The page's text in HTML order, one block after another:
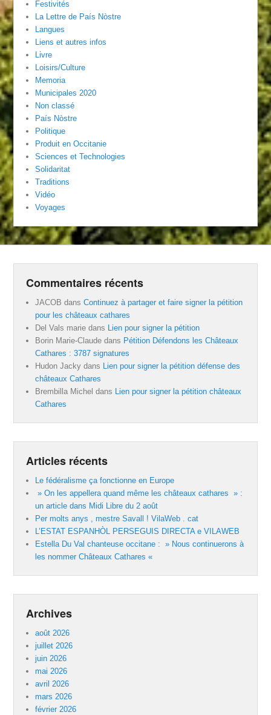
Festivités
La Lettre de País Nòstre
Langues
Liens et autres infos
Livre
Loisirs/Culture
Memoria
Municipales 2020
Non classé
País Nòstre
Politique
Produit en Occitanie
Sciences et Technologies
Solidaritat
Traditions
Vidéo
Voyages
Commentaires récents
JACOB dansContinuez à partager et faire signer la pétition
pour les châteaux cathares
Del Vals marie dans Lien pour signer la pétition
Borin Marie-Claude dans Pétition Défendons les Châteaux
Cathares : 3787 signatures
Hudon Jacky dans Lien pour signer la pétition défense des
châteaux Cathares
Brembilla Michel dans Lien pour signer la pétition châteaux
Cathares
Articles récents
Le fédéralisme ça fonctionne en Europe
» On les appellera quand même les châteaux cathares » :
un article dans Midi Libre du 2 août
Per molts anys , mestre Savall ! VilaWeb . cat
L’ESTAT ESPANHÒL PERSEGUIS DIRECTA e VILAWEB
Estella Du Val chanteuse occitane : » Nous continuerons à
les nommer Châteaux Cathares «
Archives
août 2026
juillet 2026
juin 2026
mai 2026
avril 2026
mars 2026
février 2026